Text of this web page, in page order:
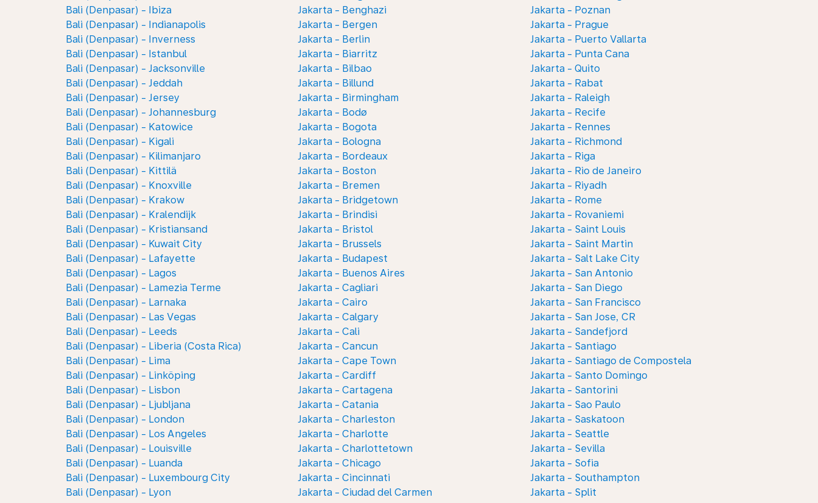
Bali (Denpasar) - Ibiza
Bali (Denpasar) - Indianapolis
Bali (Denpasar) - Inverness
Bali (Denpasar) - Istanbul
Bali (Denpasar) - Jacksonville
Bali (Denpasar) - Jeddah
Bali (Denpasar) - Jersey
Bali (Denpasar) - Johannesburg
Bali (Denpasar) - Katowice
Bali (Denpasar) - Kigali
Bali (Denpasar) - Kilimanjaro
Bali (Denpasar) - Kittilä
Bali (Denpasar) - Knoxville
Bali (Denpasar) - Krakow
Bali (Denpasar) - Kralendijk
Bali (Denpasar) - Kristiansand
Bali (Denpasar) - Kuwait City
Bali (Denpasar) - Lafayette
Bali (Denpasar) - Lagos
Bali (Denpasar) - Lamezia Terme
Bali (Denpasar) - Larnaka
Bali (Denpasar) - Las Vegas
Bali (Denpasar) - Leeds
Bali (Denpasar) - Liberia (Costa Rica)
Bali (Denpasar) - Lima
Bali (Denpasar) - Linköping
Bali (Denpasar) - Lisbon
Bali (Denpasar) - Ljubljana
Bali (Denpasar) - London
Bali (Denpasar) - Los Angeles
Bali (Denpasar) - Louisville
Bali (Denpasar) - Luanda
Bali (Denpasar) - Luxembourg City
Bali (Denpasar) - Lyon
Jakarta - Benghazi
Jakarta - Bergen
Jakarta - Berlin
Jakarta - Biarritz
Jakarta - Bilbao
Jakarta - Billund
Jakarta - Birmingham
Jakarta - Bodø
Jakarta - Bogota
Jakarta - Bologna
Jakarta - Bordeaux
Jakarta - Boston
Jakarta - Bremen
Jakarta - Bridgetown
Jakarta - Brindisi
Jakarta - Bristol
Jakarta - Brussels
Jakarta - Budapest
Jakarta - Buenos Aires
Jakarta - Cagliari
Jakarta - Cairo
Jakarta - Calgary
Jakarta - Cali
Jakarta - Cancun
Jakarta - Cape Town
Jakarta - Cardiff
Jakarta - Cartagena
Jakarta - Catania
Jakarta - Charleston
Jakarta - Charlotte
Jakarta - Charlottetown
Jakarta - Chicago
Jakarta - Cincinnati
Jakarta - Ciudad del Carmen
Jakarta - Poznan
Jakarta - Prague
Jakarta - Puerto Vallarta
Jakarta - Punta Cana
Jakarta - Quito
Jakarta - Rabat
Jakarta - Raleigh
Jakarta - Recife
Jakarta - Rennes
Jakarta - Richmond
Jakarta - Riga
Jakarta - Rio de Janeiro
Jakarta - Riyadh
Jakarta - Rome
Jakarta - Rovaniemi
Jakarta - Saint Louis
Jakarta - Saint Martin
Jakarta - Salt Lake City
Jakarta - San Antonio
Jakarta - San Diego
Jakarta - San Francisco
Jakarta - San Jose, CR
Jakarta - Sandefjord
Jakarta - Santiago
Jakarta - Santiago de Compostela
Jakarta - Santo Domingo
Jakarta - Santorini
Jakarta - Sao Paulo
Jakarta - Saskatoon
Jakarta - Seattle
Jakarta - Sevilla
Jakarta - Sofia
Jakarta - Southampton
Jakarta - Split